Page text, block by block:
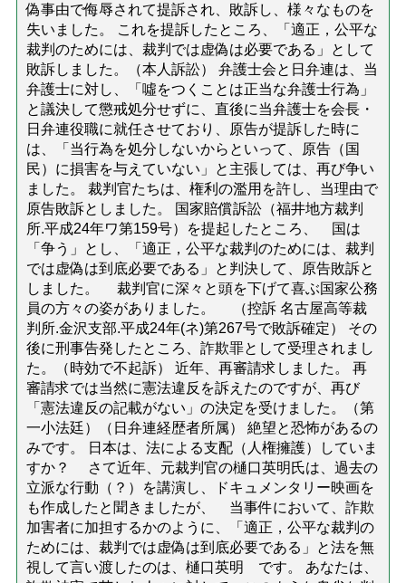
偽事由で侮辱されて提訴され、敗訴し、様々なものを
失いました。 これを提訴したところ、「適正，公平な
裁判のためには、裁判では虚偽は必要である」として
敗訴しました。（本人訴訟） 弁護士会と日弁連は、当
弁護士に対し、「噓をつくことは正当な弁護士行為」
と議決して懲戒処分せずに、直後に当弁護士を会長・
日弁連役職に就任させており、原告が提訴した時に
は、「当行為を処分しないからといって、原告（国
民）に損害を与えていない」と主張しては、再び争い
ました。 裁判官たちは、権利の濫用を許し、当理由で
原告敗訴としました。 国家賠償訴訟（福井地方裁判
所.平成24年ワ第159号）を提起したところ、 国は
「争う」とし、「適正，公平な裁判のためには、裁判
では虚偽は到底必要である」と判決して、原告敗訴と
しました。 裁判官に深々と頭を下げて喜ぶ国家公務
員の方々の姿がありました。 （控訴 名古屋高等裁
判所.金沢支部.平成24年(ネ)第267号で敗訴確定） その
後に刑事告発したところ、詐欺罪として受理されまし
た。（時効で不起訴） 近年、再審請求しました。 再
審請求では当然に憲法違反を訴えたのですが、再び
「憲法違反の記載がない」の決定を受けました。（第
一小法廷）（日弁連経歴者所属） 絶望と恐怖があるの
みです。 日本は、法による支配（人権擁護）していま
すか？ さて近年、元裁判官の樋口英明氏は、過去の
立派な行動（？）を講演し、ドキュメンタリー映画を
も作成したと聞きましたが、 当事件において、詐欺
加害者に加担するかのように、「適正，公平な裁判の
ためには、裁判では虚偽は到底必要である」と法を無
視して言い渡したのは、樋口英明 です。 あなたは、